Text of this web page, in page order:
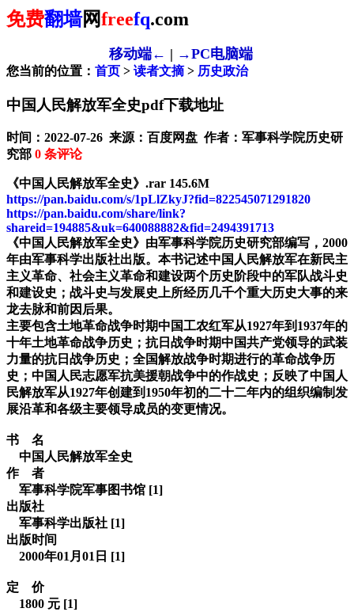
免费翻墙网freefq.com
移动端← | →PC电脑端
您当前的位置： 首页 > 读者文摘> 历史政治
中国人民解放军全史pdf下载地址
时间：2022-07-26 来源：百度网盘 作者：军事科学院历史研
究部 0 条评论
《中国人民解放军全史》.rar 145.6M
https://pan.baidu.com/s/1pLlZkyJ?fid=822545071291820
https://pan.baidu.com/share/link?
shareid=194885&uk=640088882&fid=2494391713
《中国人民解放军全史》由军事科学院历史研究部编写，2000
年由军事科学出版社出版。本书记述中国人民解放军在新民主
主义革命、社会主义革命和建设两个历史阶段中的军队战斗史
和建设史；战斗史与发展史上所经历几千个重大历史大事的来
龙去脉和前因后果。
主要包含土地革命战争时期中国工农红军从1927年到1937年的
十年土地革命战争历史；抗日战争时期中国共产党领导的武装
力量的抗日战争历史；全国解放战争时期进行的革命战争历
史；中国人民志愿军抗美援朝战争中的作战史；反映了中国人
民解放军从1927年创建到1950年初的二十二年内的组织编制发
展沿革和各级主要领导成员的变更情况。
书 名
中国人民解放军全史
作 者
军事科学院军事图书馆 [1]
出版社
军事科学出版社 [1]
出版时间
2000年01月01日 [1]
定 价
1800 元 [1]